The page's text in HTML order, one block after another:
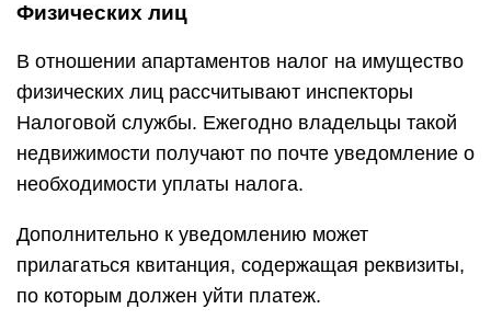
Физических лиц
В отношении апартаментов налог на имущество
физических лиц рассчитывают инспекторы
Налоговой службы. Ежегодно владельцы такой
недвижимости получают по почте уведомление о
необходимости уплаты налога.
Дополнительно к уведомлению может
прилагаться квитанция, содержащая реквизиты,
по которым должен уйти платеж.